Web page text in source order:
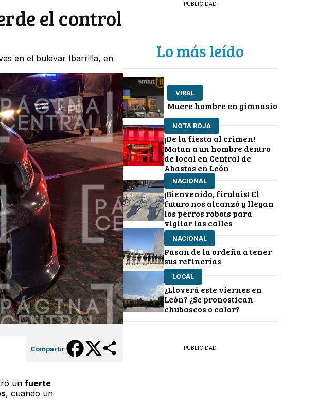
el control
en el bulevar Ibarrilla, en
Compartir
un fuerte
, cuando un
PUBLICIDAD
Lo más leído
VIRAL
Muere hombre en gimnasio
NOTA ROJA
¡De la fiesta al crimen!
Matan a un hombre dentro
de local en Central de
Abastos en León
NACIONAL
¡Bienvenido, firulais! El
futuro nos alcanzó y llegan
los perros robots para
vigilar las calles
NACIONAL
Pasan de la ordeña a tener
sus refinerías
LOCAL
¿Lloverá este viernes en
León? ¿Se pronostican
chubascos o calor?
PUBLICIDAD